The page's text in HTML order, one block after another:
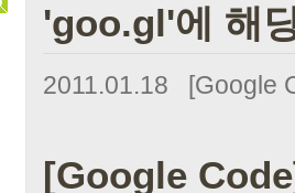
'goo.gl'에 해
2011.01.18 [Google
[Google